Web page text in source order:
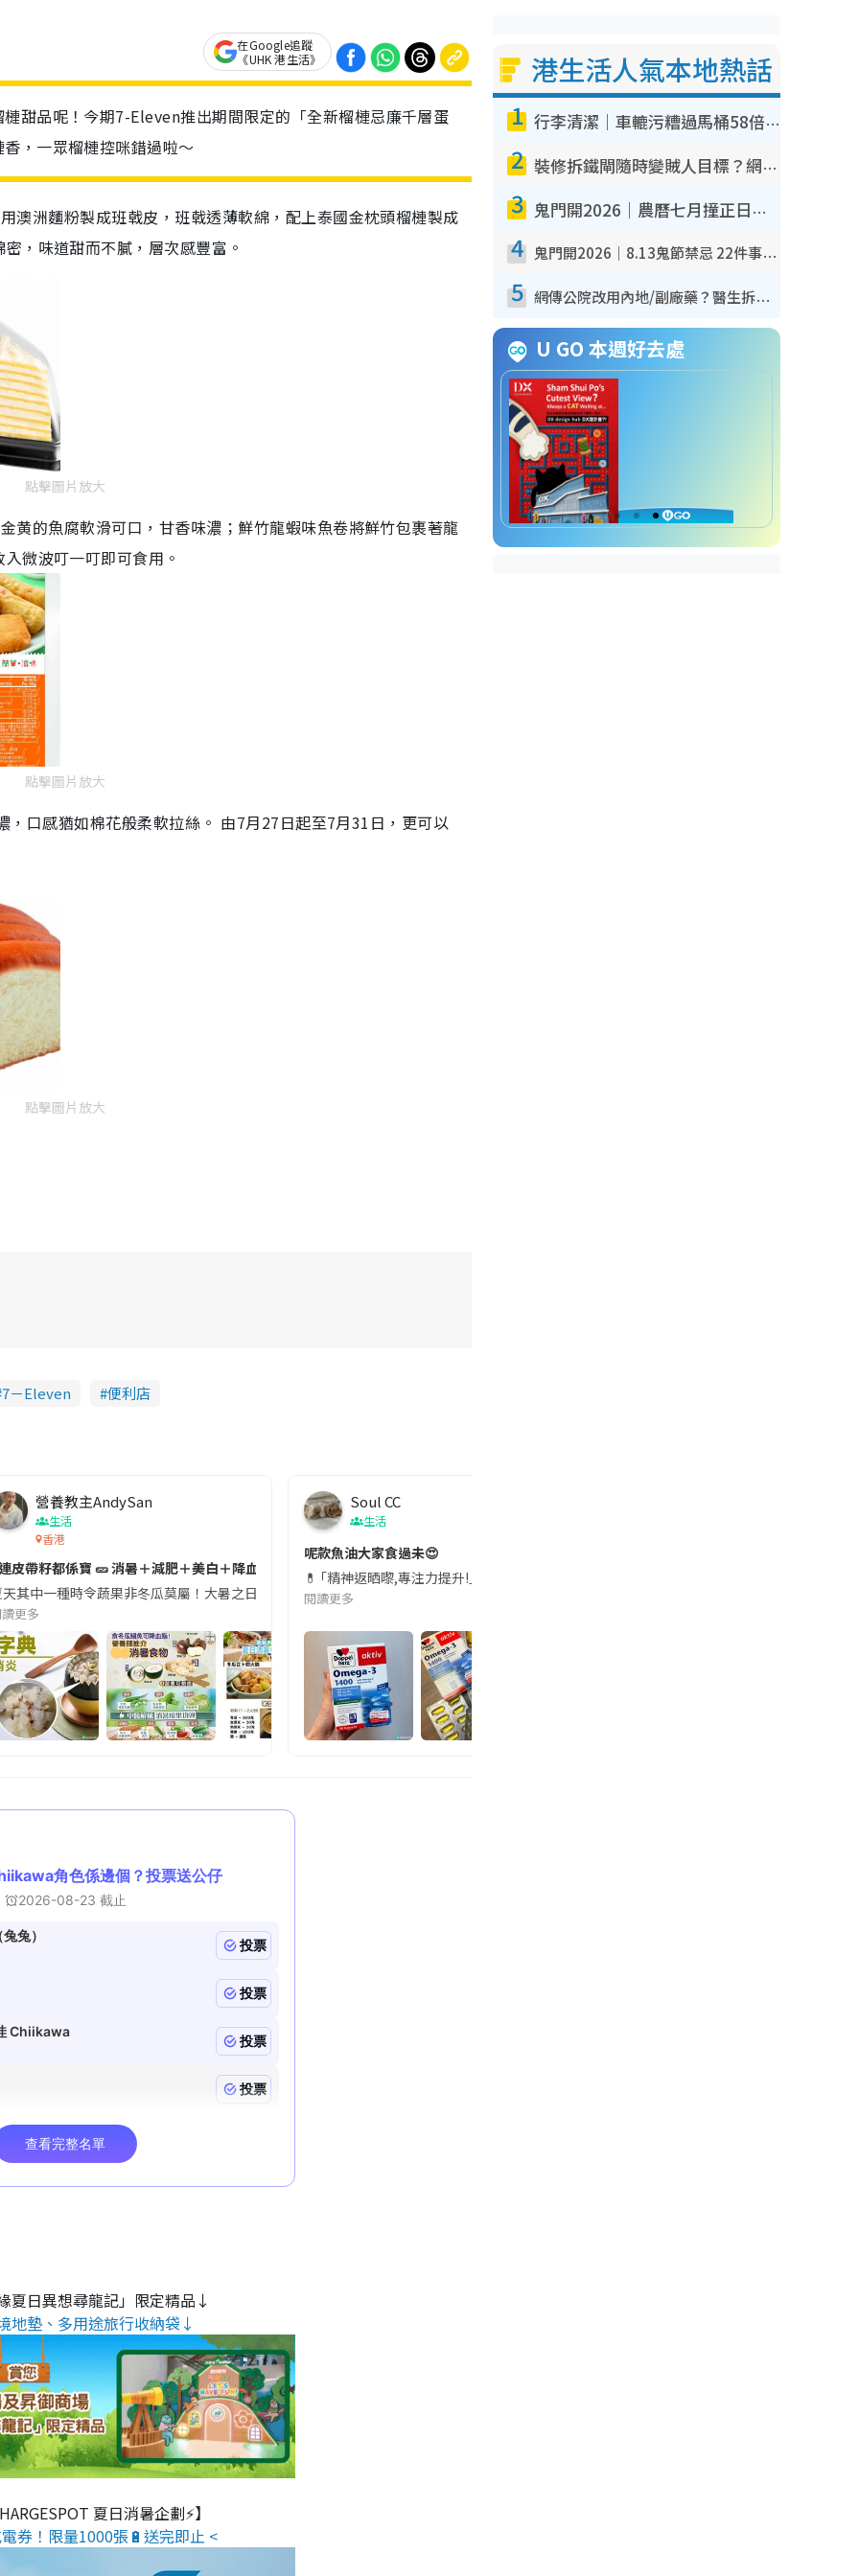
在Google追蹤
《UHK 港生活》
甜品呢！今期7-Eleven推出期間限定的「全新榴槤忌廉千層蛋
，一眾榴槤控咪錯過啦～
澳洲麵粉製成班戟皮，班戟透薄軟綿，配上泰國金枕頭榴槤製成
，味道甜而不膩，層次感豐富。
點擊圖片放大
黄的魚腐軟滑可口，甘香味濃；鮮竹龍蝦味魚卷將鮮竹包裹著龍
微波叮一叮即可食用。
點擊圖片放大
口感猶如棉花般柔軟拉絲。 由7月27日起至7月31日，更可以
點擊圖片放大
7－Eleven 便利店
期要特別留意隨身行李中的行動電源。一名旅客日前在機場安檢時，明明攜帶的行動電源機身已標示「10000mAh」，卻仍被要求當場丟
營養教主AndySan
生活
香港
皮帶籽都係寶 🥒 消暑＋減肥＋美白＋降血脂
其中一種時令蔬果非冬瓜莫屬！大暑之日，點都要飲碗冬瓜湯消暑解渴！除了解暑，冬瓜仲有好多鮮為人知嘅好處：減肥、消水腫、降血
更多
Soul CC
生活
呢款魚油大家食過未😍
💊 ｢精神返晒嚟,專注力提升!｣ 長時間對住電腦､剪片寫稿,成日覺得眼睛乾澀､腦袋好似｢斷
閱讀更多
夏日異想尋龍記」限定精品↓
地墊、多用途旅行收納袋↓
夏日消暑企劃⚡】
券！限量1000張🔋送完即止 <
港生活人氣本地熱話
1 行李清潔｜車轆污糟過馬桶58倍！專家警告忌用酒精抹 教1招免污手除菌
2 裝修拆鐵閘隨時變賊人目標？網民揭2大關鍵用途：裝新式等於白裝？附新舊鐵閘分別
3 鬼門開2026｜農曆七月撞正日全食特別邪？專家警告切忌做一事！揭4大禁忌+2招保平安
4 鬼門開2026｜8.13鬼節禁忌 22件事唔做得！燒肉、刺身要少食？半夜勿吹口哨/打呢個電話
5 網傳公院改用內地/副廠藥？醫生拆解正副廠分別 揭4類人換藥隨時出事
U GO 本週好去處